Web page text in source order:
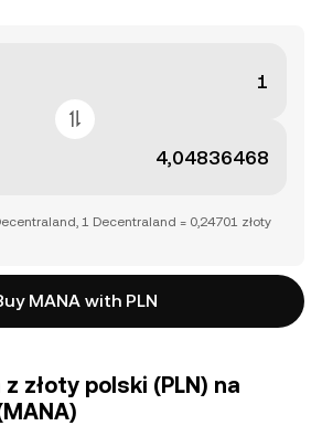
1 Decentraland = 0,24701 złoty
MANA with PLN
złoty polski (PLN) na